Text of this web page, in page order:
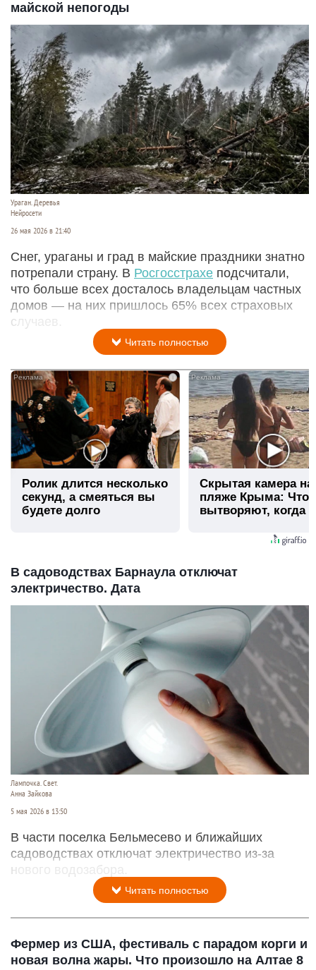
майской непогоды
Ураган. Деревья
Нейросети
26 мая 2026 в 21:40
Снег, ураганы и град в майские праздники знатно
потрепали страну. В Росгосстрахе подсчитали,
что больше всех досталось владельцам частных
домов — на них пришлось 65% всех страховых
случаев.
Читать полностью
Ролик длится несколько
секунд, а смеяться вы
будете долго
Скрытая камера на
пляже Крыма: Что
вытворяют, когда
В садоводствах Барнаула отключат
электричество. Дата
Лампочка. Свет.
Анна Зайкова
5 мая 2026 в 13:50
В части поселка Бельмесево и ближайших
садоводствах отключат электричество из-за
нового водозабора.
Читать полностью
Фермер из США, фестиваль с парадом корги и
новая волна жары. Что произошло на Алтае 8